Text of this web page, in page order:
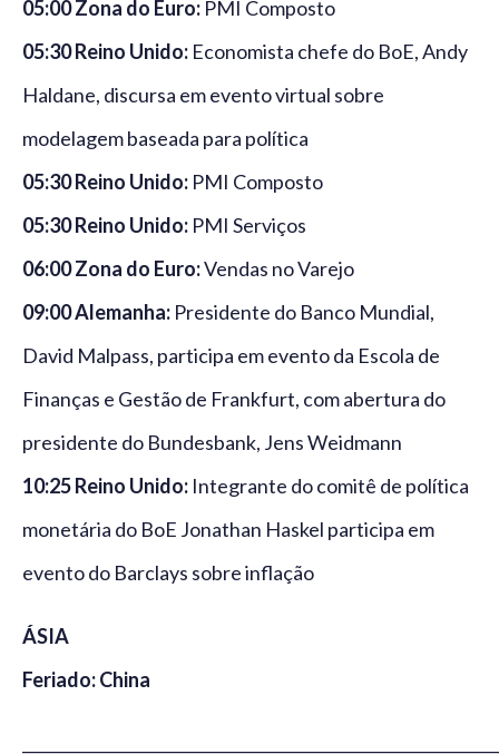
05:00 Zona do Euro: PMI Composto
05:30 Reino Unido: Economista chefe do BoE, Andy
Haldane, discursa em evento virtual sobre
modelagem baseada para política
05:30 Reino Unido: PMI Composto
05:30 Reino Unido: PMI Serviços
06:00 Zona do Euro:Vendas no Varejo
09:00 Alemanha: Presidente do Banco Mundial,
David Malpass, participa em evento da Escola de
Finanças e Gestão de Frankfurt, com abertura do
presidente do Bundesbank, Jens Weidmann
10:25 Reino Unido: Integrante do comitê de política
monetária do BoE Jonathan Haskel participa em
evento do Barclays sobre inflação
ÁSIA
Feriado: China